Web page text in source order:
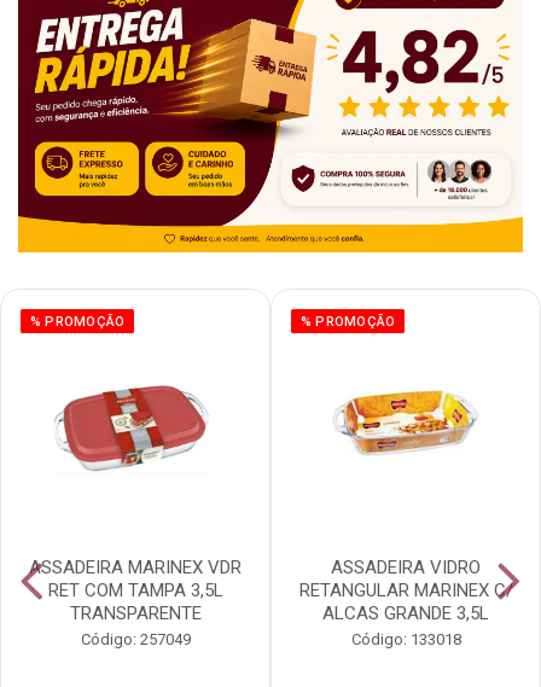
% PROMOÇÃO
ASSADEIRA MARINEX VDR
RET COM TAMPA 3,5L
TRANSPARENTE
Código: 257049
% PROMOÇÃO
ASSADEIRA VIDRO
RETANGULAR MARINEX C/
ALCAS GRANDE 3,5L
Código: 133018